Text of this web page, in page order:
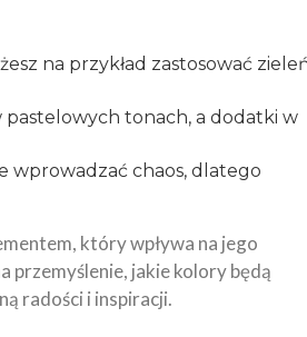
na przykład zastosować
pastelowych tonach, a dodatki w
wprowadzać chaos, dlatego
który wpływa na jego
przemyślenie, jakie kolory będą
radości i inspiracji.